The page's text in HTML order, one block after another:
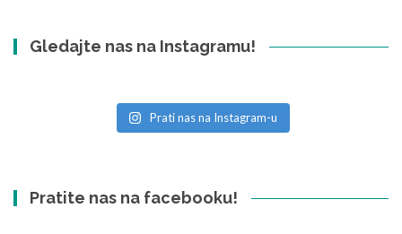
Gledajte nas na Instagramu!
Prati nas na Instagram-u
Pratite nas na facebooku!